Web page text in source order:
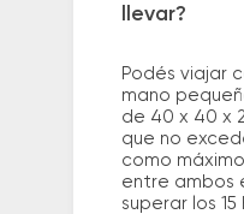
llevar?
Podés viajar
mano
de 40 x 40 x
que no
como
entre ambos
superar los